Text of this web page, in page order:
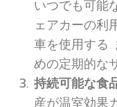
いつでも可能
ェアカーの利
車を使用する
めの定期的な
持続可能な食
産が温室効果